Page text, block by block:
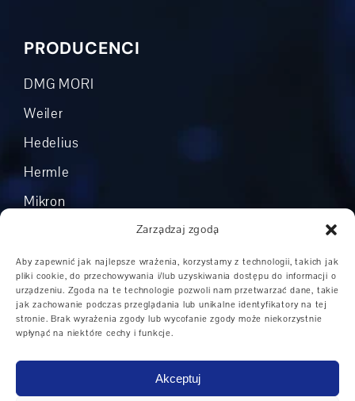
Zarządzaj zgodą
Aby zapewnić jak najlepsze wrażenia, korzystamy z technologii, takich jak
pliki cookie, do przechowywania i/lub uzyskiwania dostępu do informacji o
urządzeniu. Zgoda na te technologie pozwoli nam przetwarzać dane, takie
jak zachowanie podczas przeglądania lub unikalne identyfikatory na tej
stronie. Brak wyrażenia zgody lub wycofanie zgody może niekorzystnie
wpłynąć na niektóre cechy i funkcje.
Akceptuj
PRODUCENCI
DMG MORI
Weiler
Hedelius
Hermle
Mikron
Boehringer
Grob
Inni producenci